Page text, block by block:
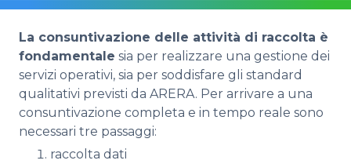
La consuntivazione delle attività di raccolta è
fondamentale sia per realizzare una gestione dei
servizi operativi, sia per soddisfare gli standard
qualitativi previsti da ARERA. Per arrivare a una
consuntivazione completa e in tempo reale sono
necessari tre passaggi:
raccolta dati